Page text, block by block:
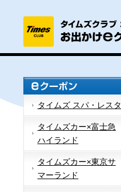
タイムズ スパ・レスタ
タイムズカー×富士急
ハイランド
タイムズカー×東京サ
マーランド